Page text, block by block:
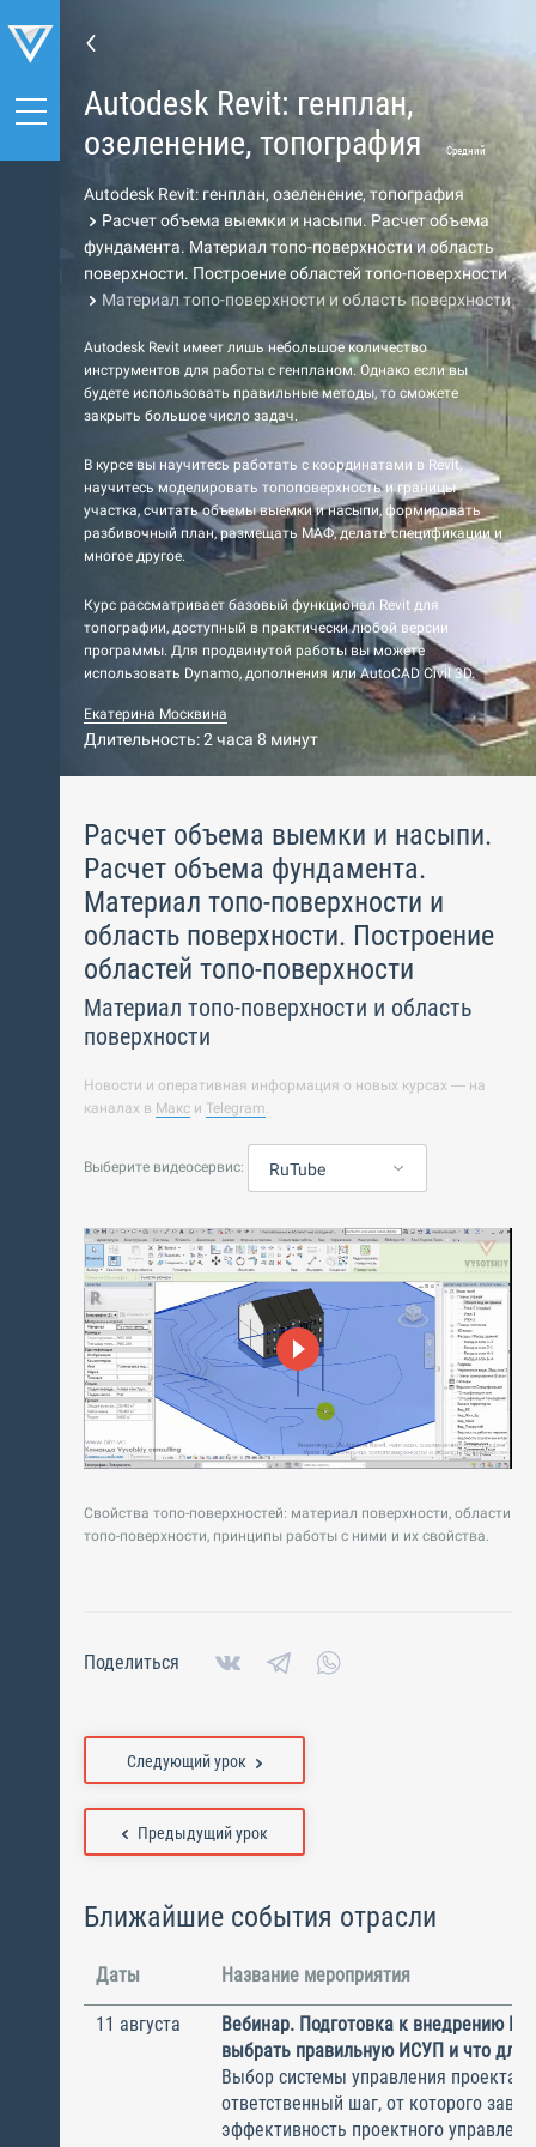
Autodesk Revit: генплан,
озеленение, топография
Средний
Autodesk Revit: генплан, озеленение, топография
Расчет объема выемки и насыпи. Расчет объема
фундамента. Материал топо-поверхности и область
поверхности. Построение областей топо-поверхности
Материал топо-поверхности и область поверхности
Autodesk Revit имеет лишь небольшое количество
инструментов для работы с генпланом. Однако если вы
будете использовать правильные методы, то сможете
закрыть большое число задач.
В курсе вы научитесь работать с координатами в Revit,
научитесь моделировать топоповерхность и границы
участка, считать объемы выемки и насыпи, формировать
разбивочный план, размещать МАФ, делать спецификации и
многое другое.
Курс рассматривает базовый функционал Revit для
топографии, доступный в практически любой версии
программы. Для продвинутой работы вы можете
использовать Dynamo, дополнения или AutoCAD Civil 3D.
Екатерина Москвина
Длительность: 2 часа 8 минут
Расчет объема выемки и насыпи.
Расчет объема фундамента.
Материал топо-поверхности и
область поверхности. Построение
областей топо-поверхности
Материал топо-поверхности и область
поверхности
Новости и оперативная информация о новых курсах — на
каналах в Макс и Telegram.
Выберите видеосервис: RuTube
Свойства топо-поверхностей: материал поверхности, области
топо-поверхности, принципы работы с ними и их свойства.
Поделиться
Предыдущий урок
Следующий урок
Ближайшие события отрасли
Даты Название мероприятия
11 августа
Вебинар. Подготовка к внедрению
выбрать правильную ИСУП и что для
Выбор системы управления
ответственный шаг, от которого
эффективность проектного